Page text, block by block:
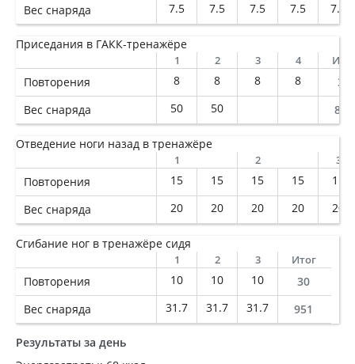
Вес снаряда
7.5 7.5 7.5 7.5 7.5
Приседания в ГАКК-тренажёре
1 2 3 4
Повторения 8 8 8 8
32
Вес снаряда
50 50 800
Отведение ноги назад в тренажёре
1 2 3
Повторения 15 15 15 15
15
Вес снаряда
20 20 20 20 20
Сгибание ног в тренажёре сидя
1 2 3 Итог
Повторения 10 10 10
30
Вес снаряда
31.7 31.7 31.7 951
Результаты за день